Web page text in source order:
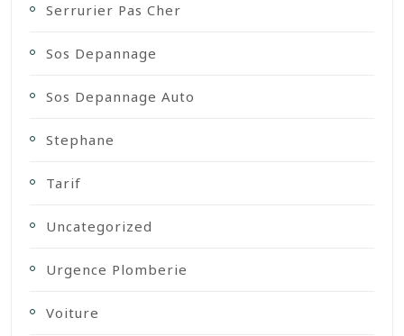
Serrurier Pas Cher
Sos Depannage
Sos Depannage Auto
Stephane
Tarif
Uncategorized
Urgence Plomberie
Voiture